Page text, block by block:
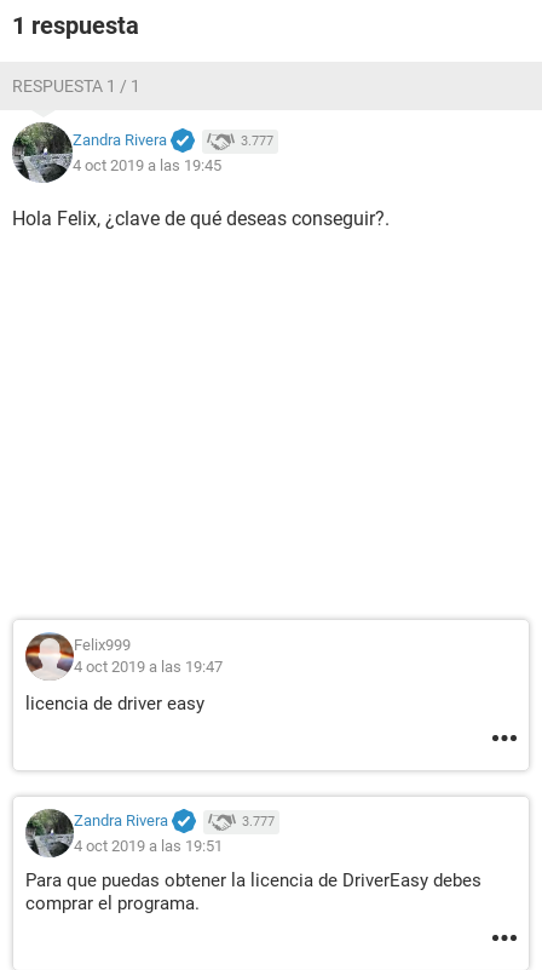
1 respuesta
RESPUESTA 1 / 1
Zandra Rivera 3.777
4 oct 2019 a las 19:45
Hola Felix, ¿clave de qué deseas conseguir?.
Felix999
4 oct 2019 a las 19:47
licencia de driver easy
Zandra Rivera 3.777
4 oct 2019 a las 19:51
Para que puedas obtener la licencia de DriverEasy debes
comprar el programa.